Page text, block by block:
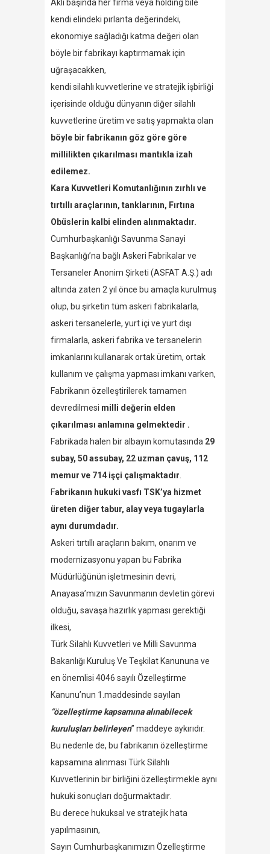
Aklı başında her firma veya holding bile
kendi elindeki pırlanta değerindeki,
ekonomiye sağladığı katma değeri olan
böyle bir fabrikayı kaptırmamak için
uğraşacakken,
kendi silahlı kuvvetlerine ve stratejik işbirliği
içerisinde olduğu dünyanın diğer silahlı
kuvvetlerine üretim ve satış yapmakta olan
böyle bir fabrikanın göz göre göre
millilikten çıkarılması mantıkla izah
edilemez.
Kara Kuvvetleri Komutanlığının zırhlı ve
tırtıllı araçlarının, tanklarının, Fırtına
Obüslerin kalbi elinden alınmaktadır.
Cumhurbaşkanlığı Savunma Sanayi
Başkanlığı’na bağlı Askeri Fabrikalar ve
Tersaneler Anonim Şirketi (ASFAT A.Ş.) adı
altında zaten 2 yıl önce bu amaçla kurulmuş
olup, bu şirketin tüm askeri fabrikalarla,
askeri tersanelerle, yurt içi ve yurt dışı
firmalarla, askeri fabrika ve tersanelerin
imkanlarını kullanarak ortak üretim, ortak
kullanım ve çalışma yapması imkanı varken,
Fabrikanın özelleştirilerek tamamen
devredilmesi milli değerin elden
çıkarılması anlamına gelmektedir .
Fabrikada halen bir albayın komutasında 29
subay, 50 assubay, 22 uzman çavuş, 112
memur ve 714 işçi çalışmaktadır
Fabrikanın hukuki vasfı TSK’ya hizmet
üreten diğer tabur, alay veya tugaylarla
aynı durumdadır.
Askeri tırtıllı araçların bakım, onarım ve
modernizasyonu yapan bu Fabrika
Müdürlüğünün işletmesinin devri,
Anayasa’mızın Savunmanın devletin görevi
olduğu, savaşa hazırlık yapması gerektiği
ilkesi,
Türk Silahlı Kuvvetleri ve Milli Savunma
Bakanlığı Kuruluş Ve Teşkilat Kanununa ve
en önemlisi 4046 sayılı Özelleştirme
Kanunu’nun 1.maddesinde sayılan
“özelleştirme kapsamına alınabilecek
kuruluşları belirleyen” maddeye aykırıdır.
Bu nedenle de, bu fabrikanın özelleştirme
kapsamına alınması Türk Silahlı
Kuvvetlerinin bir birliğini özelleştirmekle aynı
hukuki sonuçları doğurmaktadır.
Bu derece hukuksal ve stratejik hata
yapılmasının,
Sayın Cumhurbaşkanımızın Özelleştirme